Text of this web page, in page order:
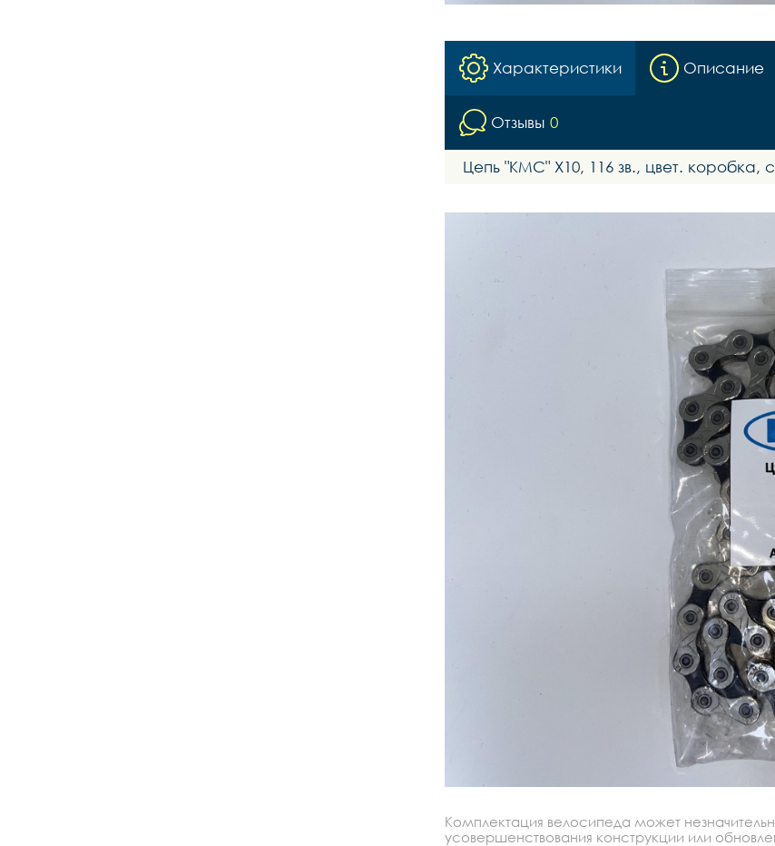
Характеристики Описание
Отзывы 0
Цепь "KMC" Х10, 116 зв., цвет.
Комплектация велосипеда может
усовершенствования конструкции или